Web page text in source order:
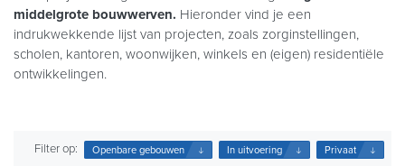
middelgrote bouwwerven. Hieronder vind je een
indrukwekkende lijst van projecten, zoals zorginstellingen,
scholen, kantoren, woonwijken, winkels en (eigen) residentiële
ontwikkelingen.
Filter op: Openbare gebouwen In uitvoering Privaat